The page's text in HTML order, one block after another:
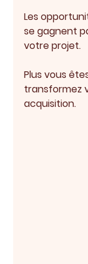
Les
se gagnent
votre projet.
Plus vous
transformez
acquisition.